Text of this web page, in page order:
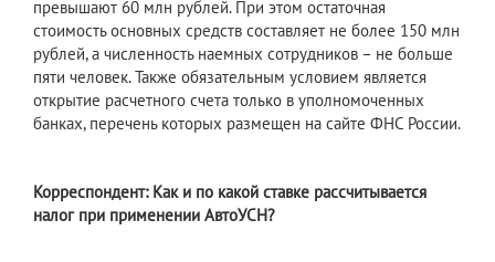
превышают 60 млн рублей. При этом остаточная
стоимость основных средств составляет не более 150 млн
рублей, а численность наемных сотрудников – не больше
пяти человек. Также обязательным условием является
открытие расчетного счета только в уполномоченных
банках, перечень которых размещен на сайте ФНС России.
Корреспондент: Как и по какой ставке рассчитывается
налог при применении АвтоУСН?